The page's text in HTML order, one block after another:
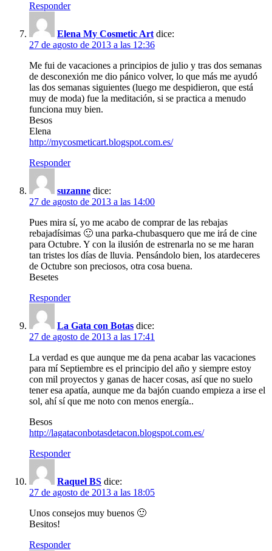
Responder
Elena My Cosmetic Art dice:
27 de agosto de 2013 a las 12:36
Me fui de vacaciones a principios de julio y tras dos semanas
de desconexión me dio pánico volver, lo que más me ayudó
las dos semanas siguientes (luego me despidieron, que está
muy de moda) fue la meditación, si se practica a menudo
funciona muy bien.
Besos
Elena
http://mycosmeticart.blogspot.com.es/
Responder
suzanne dice:
27 de agosto de 2013 a las 14:00
Pues mira sí, yo me acabo de comprar de las rebajas
rebajadísimas 🙂 una parka-chubasquero que me irá de cine
para Octubre. Y con la ilusión de estrenarla no se me haran
tan tristes los días de lluvia. Pensándolo bien, los atardeceres
de Octubre son preciosos, otra cosa buena.
Besetes
Responder
La Gata con Botas dice:
27 de agosto de 2013 a las 17:41
La verdad es que aunque me da pena acabar las vacaciones
para mí Septiembre es el principio del año y siempre estoy
con mil proyectos y ganas de hacer cosas, así que no suelo
tener esa apatía, aunque me da bajón cuando empieza a irse el
sol, ahí sí que me noto con menos energía..
Besos
http://lagataconbotasdetacon.blogspot.com.es/
Responder
Raquel BS dice:
27 de agosto de 2013 a las 18:05
Unos consejos muy buenos 🙂
Besitos!
Responder